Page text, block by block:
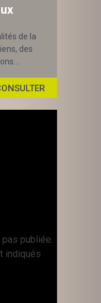
de la
des
publiée.
indiqués